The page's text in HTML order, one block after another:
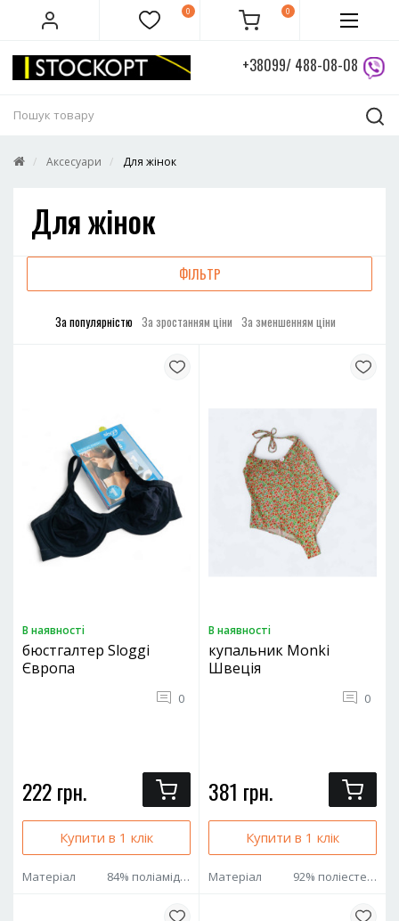
0 0
+38099/ 488-08-08
Аксесуари Для жінок
Для жінок
ФІЛЬТР
За популярністю За зростанням ціни За зменшенням ціни
В наявностi
бюстгалтер Sloggi
Європа
0
222 грн.
Купити в 1 клік
Матеріал 84% поліамід 16% еластан
В наявностi
купальник Monki
Швеція
0
381 грн.
Купити в 1 клік
Матеріал 92% поліестер 8% еластан